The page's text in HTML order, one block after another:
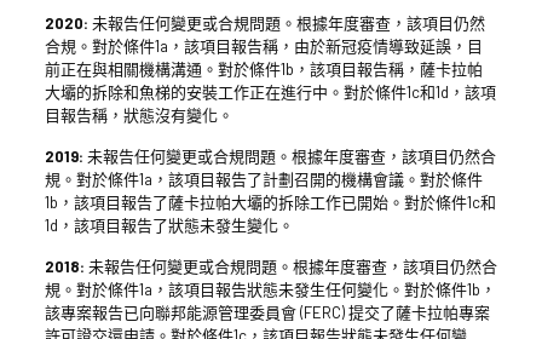
2020: 未報告任何變更或合規問題。根據年度審查，該項目仍然
合規。對於條件1a，該項目報告稱，由於新冠疫情導致延誤，目
前正在與相關機構溝通。對於條件1b，該項目報告稱，薩卡拉帕
大壩的拆除和魚梯的安裝工作正在進行中。對於條件1c和1d，該項
目報告稱，狀態沒有變化。
2019: 未報告任何變更或合規問題。根據年度審查，該項目仍然合
規。對於條件1a，該項目報告了計劃召開的機構會議。對於條件
1b，該項目報告了薩卡拉帕大壩的拆除工作已開始。對於條件1c和
1d，該項目報告了狀態未發生變化。
2018: 未報告任何變更或合規問題。根據年度審查，該項目仍然合
規。對於條件1a，該項目報告狀態未發生任何變化。對於條件1b，
該專案報告已向聯邦能源管理委員會 (FERC) 提交了薩卡拉帕專案